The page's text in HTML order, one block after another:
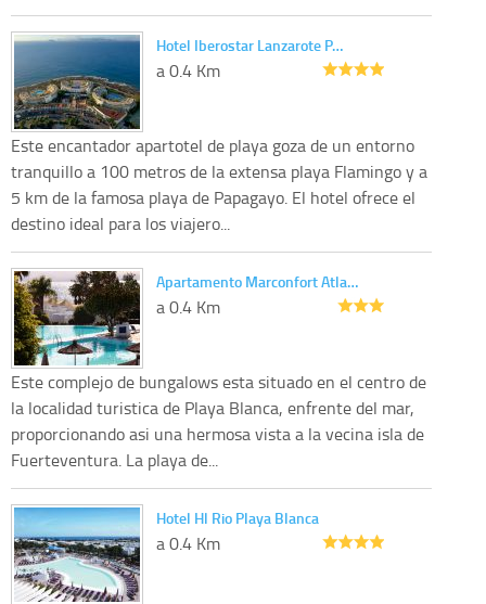
Hotel Iberostar Lanzarote P…
a 0.4 Km
Este encantador apartotel de playa goza de un entorno
tranquillo a 100 metros de la extensa playa Flamingo y a
5 km de la famosa playa de Papagayo. El hotel ofrece el
destino ideal para los viajero...
Apartamento Marconfort Atla…
a 0.4 Km
Este complejo de bungalows esta situado en el centro de
la localidad turistica de Playa Blanca, enfrente del mar,
proporcionando asi una hermosa vista a la vecina isla de
Fuerteventura. La playa de...
Hotel Hl Rio Playa Blanca
a 0.4 Km